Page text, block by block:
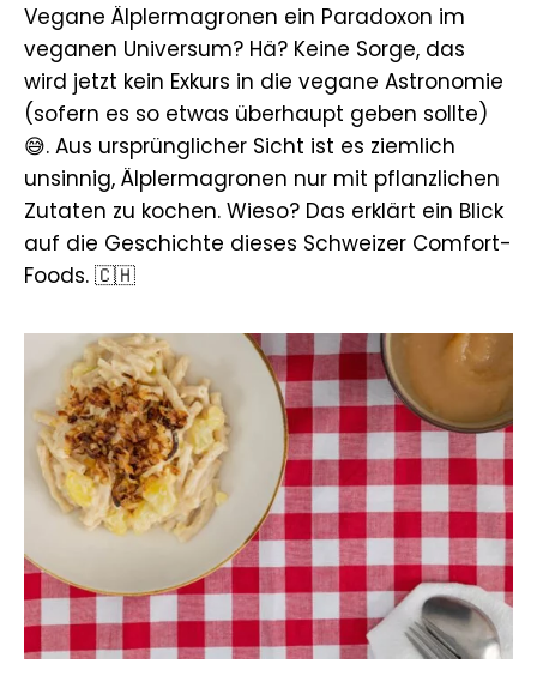
Vegane Älplermagronen ein Paradoxon im
veganen Universum? Hä? Keine Sorge, das
wird jetzt kein Exkurs in die vegane Astronomie
(sofern es so etwas überhaupt geben sollte)
😅. Aus ursprünglicher Sicht ist es ziemlich
unsinnig, Älplermagronen nur mit pflanzlichen
Zutaten zu kochen. Wieso? Das erklärt ein Blick
auf die Geschichte dieses Schweizer Comfort-
Foods. 🇨🇭